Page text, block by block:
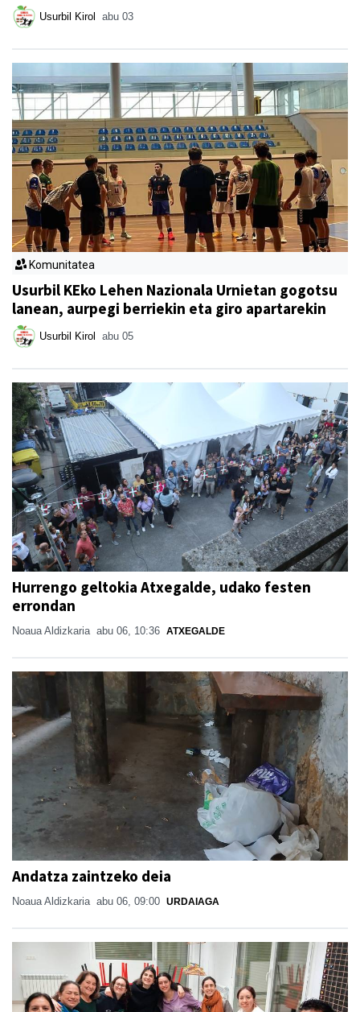
Usurbil Kirol abu 03
Komunitatea
Usurbil KEko Lehen Nazionala Urnietan gogotsu
lanean, aurpegi berriekin eta giro apartarekin
Usurbil Kirol abu 05
Hurrengo geltokia Atxegalde, udako festen
errondan
Noaua Aldizkaria abu 06, 10:36 ATXEGALDE
Andatza zaintzeko deia
Noaua Aldizkaria abu 06, 09:00 URDAIAGA